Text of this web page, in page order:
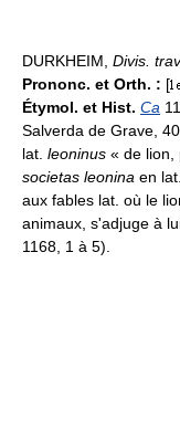
DURKHEIM, Divis.
Prononc. et Orth. : [
Étymol. et Hist. Ca
Salverda de Grave,
lat. leoninus « de lion,
societas leonina en
aux fables lat. où le
animaux, s'adjuge à
1168, 1 à 5).